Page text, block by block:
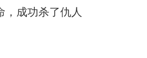
，成功杀了仇人